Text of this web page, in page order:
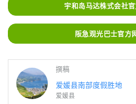
宇和岛马达株式会社
阪急观光巴士官方
撰稿
爱媛县南部度假胜地
爱媛县